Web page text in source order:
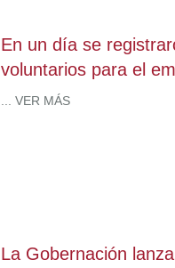
En un día se
voluntarios para el
... VER MÁS
La Gobernación